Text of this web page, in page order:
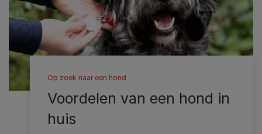
Op zoek naar een hond
Voordelen van een hond in
huis